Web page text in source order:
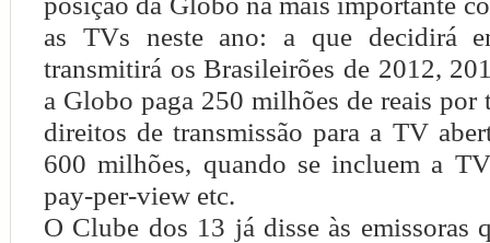
as TVs neste ano: a que decidirá
transmitirá os Brasileirões de 2012,
a Globo paga 250 milhões de reais por
direitos de transmissão para a TV
600 milhões, quando se incluem a
pay-per-view etc.
O Clube dos 13 já disse às emissoras